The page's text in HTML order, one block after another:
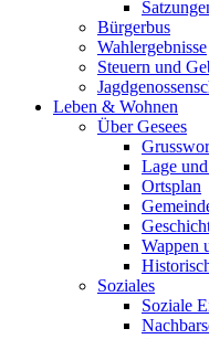
Bürgerbus
Wahlergebnisse
Steuern und
Leben & Wohnen
Über Gesees
Lage
Ortsplan
Wappen
Soziales
Soziale